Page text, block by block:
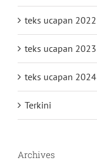
teks ucapan 2022
teks ucapan 2023
teks ucapan 2024
Terkini
Archives